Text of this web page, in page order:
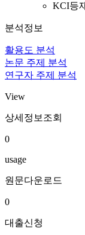
KCI등
분석정보
활용도 분석
논문 주제 분석
연구자 주제 분석
View
상세정보조회
0
usage
원문다운로드
0
대출신청